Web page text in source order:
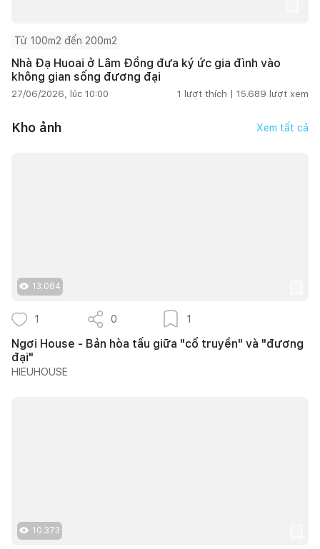
Từ 100m2 đến 200m2
Nhà Đạ Huoai ở Lâm Đồng đưa ký ức gia đình vào
không gian sống đương đại
27/06/2026, lúc 10:00 1 lượt thích | 15.689 lượt xem
Kho ảnh Xem tất cả
13.084
1 0 1
Ngơi House - Bản hòa tấu giữa "cổ truyền" và "đương
đại"
HIEUHOUSE
10.373